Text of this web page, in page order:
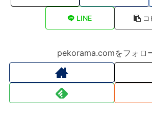
LINE コ
pekorama.comをフォロ